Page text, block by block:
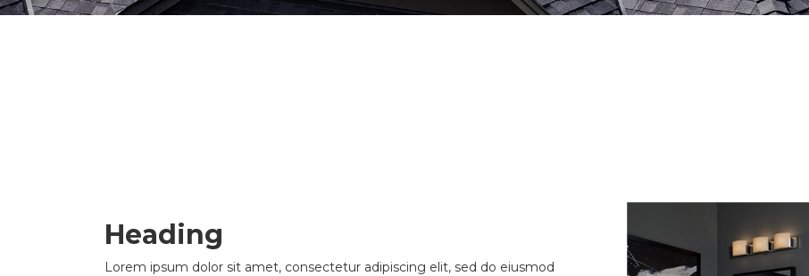
Heading
Lorem ipsum dolor sit amet, consectetur adipiscing elit, sed do eiusmod